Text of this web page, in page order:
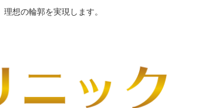
想の輪郭を実現します。